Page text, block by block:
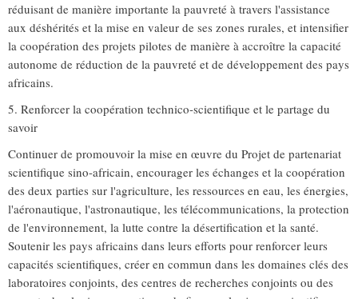
réduisant de manière importante la pauvreté à travers l'assistance
aux déshérités et la mise en valeur de ses zones rurales, et intensifier
la coopération des projets pilotes de manière à accroître la capacité
autonome de réduction de la pauvreté et de développement des pays
africains.
5. Renforcer la coopération technico-scientifique et le partage du
savoir
Continuer de promouvoir la mise en œuvre du Projet de partenariat
scientifique sino-africain, encourager les échanges et la coopération
des deux parties sur l'agriculture, les ressources en eau, les énergies,
l'aéronautique, l'astronautique, les télécommunications, la protection
de l'environnement, la lutte contre la désertification et la santé.
Soutenir les pays africains dans leurs efforts pour renforcer leurs
capacités scientifiques, créer en commun dans les domaines clés des
laboratoires conjoints, des centres de recherches conjoints ou des